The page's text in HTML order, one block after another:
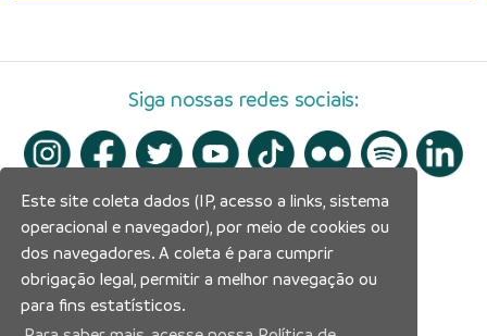
Siga nossas redes sociais:
Este site coleta dados (IP, acesso a links, sistema
operacional e navegador), por meio de cookies ou
dos navegadores. A coleta é para cumprir
obrigação legal, permitir a melhor navegação ou
para fins estatísticos.